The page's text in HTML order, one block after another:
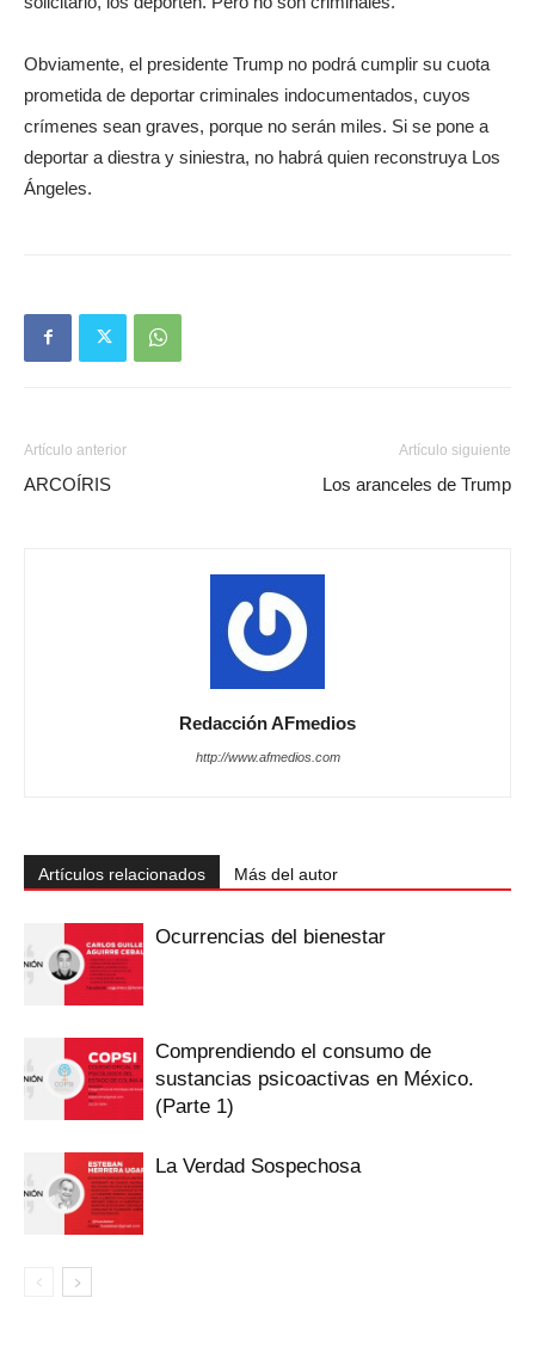
Obviamente, el presidente Trump no podrá cumplir su cuota
prometida de deportar criminales indocumentados, cuyos
crímenes sean graves, porque no serán miles. Si se pone a
deportar a diestra y siniestra, no habrá quien reconstruya Los
Ángeles.
Artículo anterior
ARCOÍRIS
Artículo siguiente
Los aranceles de Trump
Redacción AFmedios
http://www.afmedios.com
Artículos relacionados Más del autor
Ocurrencias del bienestar
Comprendiendo el consumo de
sustancias psicoactivas en México.
(Parte 1)
La Verdad Sospechosa